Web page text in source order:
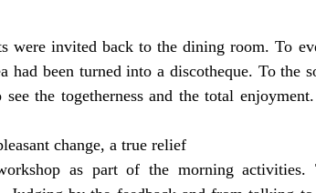
were invited back to the dining room. To
had been turned into a discotheque. To the
the togetherness and the total
change, a true relief
as part of the morning activities.